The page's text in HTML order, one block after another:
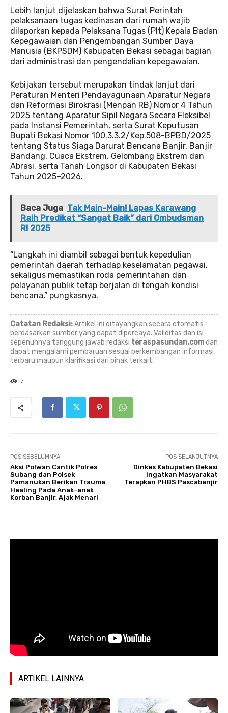
Lebih lanjut dijelaskan bahwa Surat Perintah
pelaksanaan tugas kedinasan dari rumah wajib
dilaporkan kepada Pelaksana Tugas (Plt) Kepala Badan
Kepegawaian dan Pengembangan Sumber Daya
Manusia (BKPSDM) Kabupaten Bekasi sebagai bagian
dari administrasi dan pengendalian kepegawaian.
Kebijakan tersebut merupakan tindak lanjut dari
Peraturan Menteri Pendayagunaan Aparatur Negara
dan Reformasi Birokrasi (Menpan RB) Nomor 4 Tahun
2025 tentang Aparatur Sipil Negara Secara Fleksibel
pada Instansi Pemerintah, serta Surat Keputusan
Bupati Bekasi Nomor 100.3.3.2/Kep.508-BPBD/2025
tentang Status Siaga Darurat Bencana Banjir, Banjir
Bandang, Cuaca Ekstrem, Gelombang Ekstrem dan
Abrasi, serta Tanah Longsor di Kabupaten Bekasi
Tahun 2025–2026.
Baca Juga Tak Main-Main! Lapas Karawang
Raih Predikat “Sangat Baik” dari Ombudsman
RI 2025
“Langkah ini diambil sebagai bentuk kepedulian
pemerintah daerah terhadap keselamatan pegawai,
sekaligus memastikan roda pemerintahan dan
pelayanan publik tetap berjalan di tengah kondisi
bencana,” pungkasnya.
Catatan Redaksi:Artikel ini ditayangkan secara otomatis
berdasarkan sumber yang dapat dipercaya. Validitas dan isi
sepenuhnya tanggung jawab redaksi teraspasundan.comdan
dapat mengalami pembaruan sesuai perkembangan informasi
terbaru maupun klarifikasi dari pihak terkait.
7
POS SEBELUMNYA
Aksi Polwan Cantik Polres
Subang dan Polsek
Pamanukan Berikan Trauma
Healing Pada Anak-anak
Korban Banjir, Ajak Menari
POS SELANJUTNYA
Dinkes Kabupaten Bekasi
Ingatkan Masyarakat
Terapkan PHBS Pascabanjir
ARTIKEL LAINNYA